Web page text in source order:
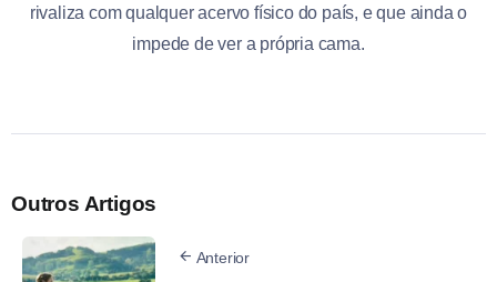
rivaliza com qualquer acervo físico do país, e que ainda o
impede de ver a própria cama.
Outros Artigos
Anterior